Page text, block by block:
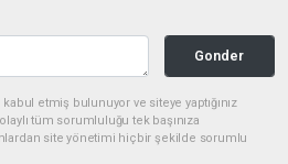
Gonder
etmiş bulunuyor ve siteye yaptığınız
tüm sorumluluğu tek başınıza
site yönetimi hiçbir şekilde sorumlu